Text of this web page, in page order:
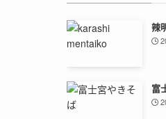
辣
富